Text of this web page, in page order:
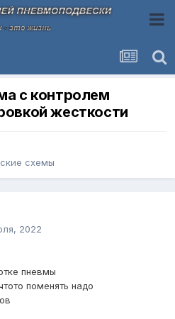
с контролем
жесткости
схемы
2022
пневмы
поменять надо